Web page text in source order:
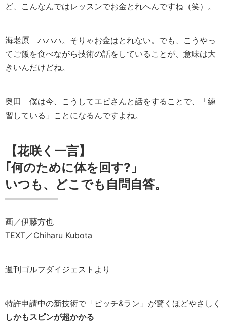
ど、こんなんではレッスンでお金とれへんですね（笑）。
海老原 ハハハ。そりゃお金はとれない。でも、こうやっ
てご飯を食べながら技術の話をしていることが、意味は大
きいんだけどね。
奥田 僕は今、こうしてエビさんと話をすることで、「練
習している」ことになるんですよね。
【花咲く一言】
｢何のために体を回す?」
いつも、どこでも自問自答。
画／伊藤方也
TEXT／Chiharu Kubota
週刊ゴルフダイジェストより
特許申請中の新技術で「ピッチ&ラン」が驚くほどやさしく
しかもスピンが超かかる